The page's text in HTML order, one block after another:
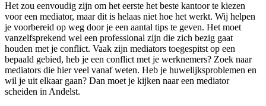
Het zou eenvoudig zijn om het eerste het beste kantoor te kiezen
voor een mediator, maar dit is helaas niet hoe het werkt. Wij helpen
je voorbereid op weg door je een aantal tips te geven. Het moet
vanzelfsprekend wel een professional zijn die zich bezig gaat
houden met je conflict. Vaak zijn mediators toegespitst op een
bepaald gebied, heb je een conflict met je werknemers? Zoek naar
mediators die hier veel vanaf weten. Heb je huwelijksproblemen en
wil je uit elkaar gaan? Dan moet je kijken naar een mediator
scheiden in Andelst.